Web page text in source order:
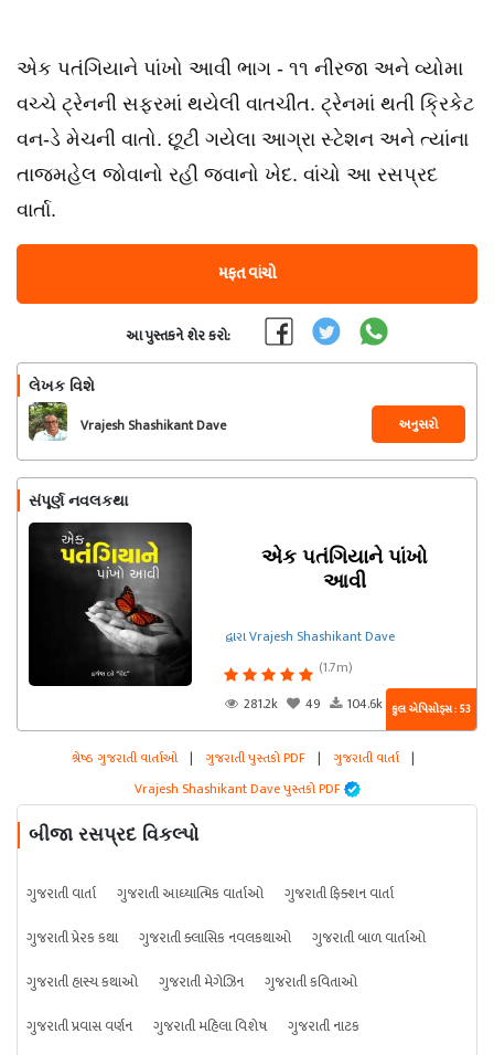
એક પતંગિયાને પાંખો આવી ભાગ - ૧૧ નીરજા અને વ્યોમા
વચ્ચે ટ્રેનની સફરમાં થયેલી વાતચીત. ટ્રેનમાં થતી ક્રિકેટ
વન-ડે મેચની વાતો. છૂટી ગયેલા આગ્રા સ્ટેશન અને ત્યાંના
તાજમહેલ જોવાનો રહી જવાનો ખેદ. વાંચો આ રસપ્રદ
વાર્તા.
મફત વાંચો
આ પુસ્તકને શેર કરો:
લેખક વિશે
Vrajesh Shashikant Dave અનુસરો
સંપૂર્ણ નવલકથા
એક પતંગિયાને પાંખો
આવી
દ્વારા Vrajesh Shashikant Dave
(1.7m)
281.2k
49 104.6k કુલ એપિસોડ્સ : 53
શ્રેષ્ઠ ગુજરાતી વાર્તાઓ | ગુજરાતી પુસ્તકો PDF | ગુજરાતી વાર્તા |
Vrajesh Shashikant Dave પુસ્તકો PDF
બીજા રસપ્રદ વિકલ્પો
ગુજરાતી વાર્તા ગુજરાતી આધ્યાત્મિક વાર્તાઓ
ગુજરાતી ફિક્શન વાર્તા
ગુજરાતી પ્રેરક કથા
ગુજરાતી ક્લાસિક નવલકથાઓ
ગુજરાતી બાળ વાર્તાઓ
ગુજરાતી હાસ્ય કથાઓ
ગુજરાતી મેગેઝિન
ગુજરાતી કવિતાઓ
ગુજરાતી પ્રવાસ વર્ણન
ગુજરાતી મહિલા વિશેષ ગુજરાતી નાટક